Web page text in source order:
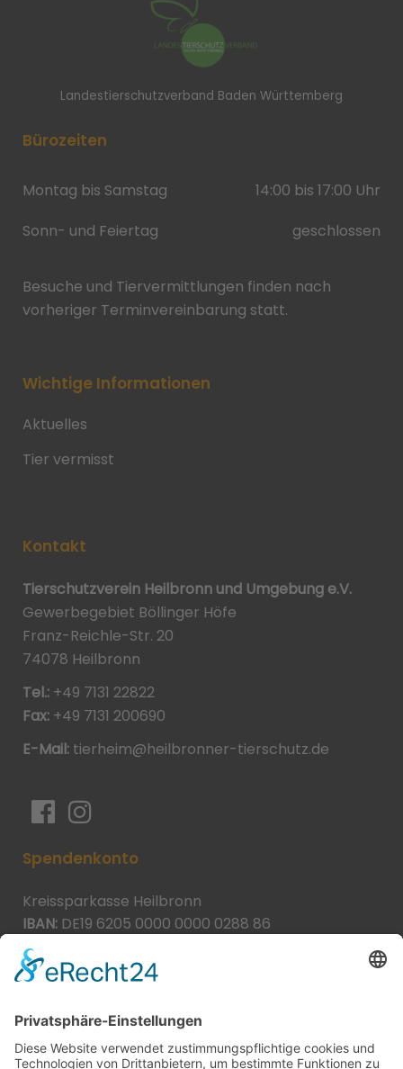
Landestierschutzverband Baden Württemberg
Bürozeiten
Montag bis Samstag
14:00 bis 17:00 Uhr
Sonn- und Feiertag
geschlossen
Besuche und Tiervermittlungen finden nach
vorheriger Terminvereinbarung statt.
Wichtige Informationen
Aktuelles
Tier vermisst
Kontakt
Tierschutzverein Heilbronn und Umgebung e.V.
Gewerbegebiet Böllinger Höfe
Franz-Reichle-Str. 20
74078 Heilbronn
Tel.: +49 7131 22822
Fax: +49 7131 200690
E-Mail: tierheim@heilbronner-tierschutz.de
Spendenkonto
Kreissparkasse Heilbronn
IBAN: DE19 6205 0000 0000 0288 86
BIC:
Spende direkt via PayPal
JETZT SPENDEN